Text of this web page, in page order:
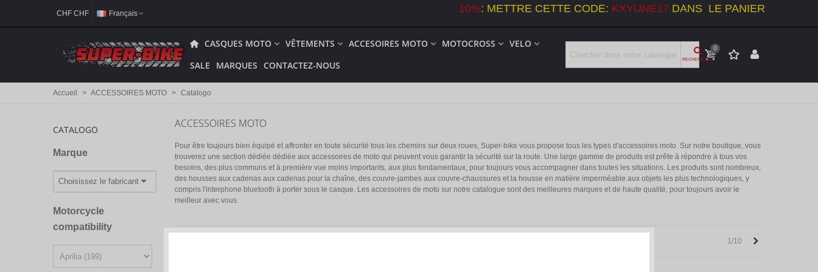
CHF CHF Français 10%: METTRE CETTE CODE: KXYUNE17 DANS LE PANIER
CASQUES MOTO VÊTEMENTS ACCESOIRES MOTO MOTOCROSS
VELO
SALE
MARQUES CONTACTEZ-NOUS
RECHERCHER
0
Accueil > ACCESSOIRES MOTO > Catalogo
CATALOGO
Marque
Motorcycle
compatibility
ACCESSOIRES MOTO
Pour être toujours bien équipé et affronter en toute sécurité tous les chemins sur deux roues, Super-bike vous propose tous les types d'accessoires moto. Sur notre boutique, vous
trouverez une section dédiée dédiée aux accessoires de moto qui peuvent vous garantir la sécurité sur la route. Une large gamme de produits est prête à répondre à tous vos
besoins, des plus communs et à première vue moins importants, aux plus fondamentaux, pour toujours vous accompagner dans toutes les situations. Les produits sont nombreux,
des housses aux cadenas aux cadenas pour la chaîne, des couvre-jambes aux couvre-chaussures et la housse en matière imperméable aux objets les plus technologiques, y
compris l'interphone bluetooth à porter sous le casque. Les accessoires de moto sur notre catalogue sont des meilleures marques et de haute qualité, pour toujours avoir le
meilleur avec vous.
1/10